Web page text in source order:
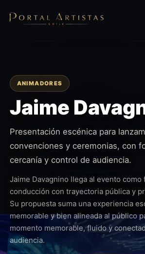
ANIMADORES
Jaime
Presentación escénica para
convenciones y ceremonias, con
cercanía y control de audiencia.
Jaime Davagnino llega al evento como
conducción con trayectoria pública y
Su propuesta suma una experiencia
memorable y bien alineada al público
momento memorable, fluido y
audiencia.